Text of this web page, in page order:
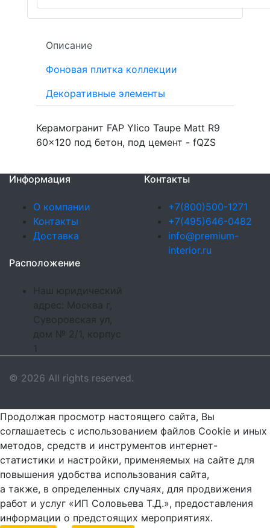
Описание
Фоновая плитка коллекции
Декоративные элементы
Керамогранит FAP Ylico Taupe Matt R9
60x120 под бетон, под цемент - fQZS
Информация
О компании
Контакты
Доставка
Контакты
+7(800)500-1271
+7(495)646-0482
info@premium-
interior.ru
Расположение
Наш юридический
адрес: Москва г,
Суворовская ул,
дом № 2/1, корпус
© 2026 All rights reserved.
Продолжая просмотр настоящего сайта, Вы
соглашаетесь с использованием файлов Cookie и иных
методов, средств и инструментов интернет-
статистики и настройки, применяемых на сайте для
повышения удобства использования сайта,
а также, в определенных случаях, для продвижения
работ и услуг «ИП Соловьева Т.Д.», предоставления
информации о предстоящих мероприятиях.